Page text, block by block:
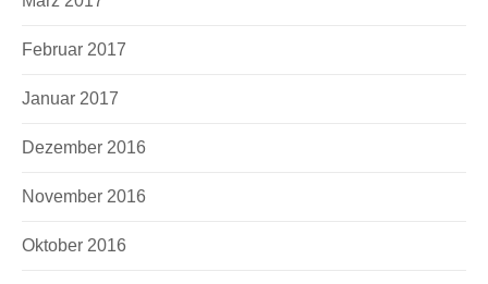
Februar 2017
Januar 2017
Dezember 2016
November 2016
Oktober 2016